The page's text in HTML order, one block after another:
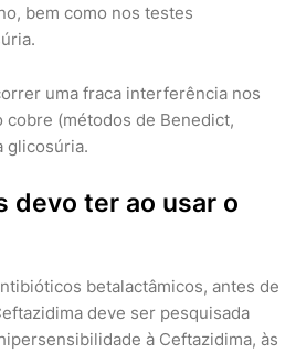
bem como nos testes
uma fraca interferência nos
cobre (métodos de Benedict,
glicosúria.
devo ter ao usar o
betalactâmicos, antes de
deve ser pesquisada
à Ceftazidima, às